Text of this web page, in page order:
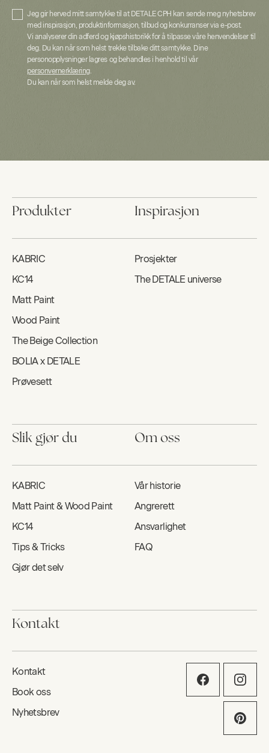
Jeg gir herved mitt samtykke til at DETALE CPH kan sende meg nyhetsbrev
med inspirasjon, produktinformasjon, tilbud og konkurranser via e-post.
Vi analyserer din adferd og kjøpshistorikk for å tilpasse våre henvendelser til
deg. Du kan når som helst trekke tilbake ditt samtykke. Dine
personopplysninger lagres og behandles i henhold til vår
personvernerklæring.
Du kan når som helst melde deg av.
Produkter
KABRIC
KC14
Matt Paint
Wood Paint
The Beige Collection
BOLIA x DETALE
Prøvesett
Inspirasjon
Prosjekter
The DETALE universe
Slik gjør du
KABRIC
Matt Paint & Wood Paint
KC14
Tips & Tricks
Gjør det selv
Om oss
Vår historie
Angrerett
Ansvarlighet
FAQ
Kontakt
Kontakt
Book oss
Nyhetsbrev